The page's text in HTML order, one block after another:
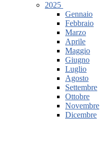
2025
Gennaio
Febbraio
Marzo
Aprile
Maggio
Giugno
Luglio
Agosto
Settembre
Ottobre
Novembre
Dicembre